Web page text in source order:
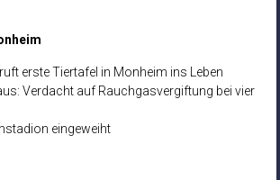
erste Tiertafel in Monheim ins Leben
Verdacht auf Rauchgasvergiftung bei vier
eingeweiht